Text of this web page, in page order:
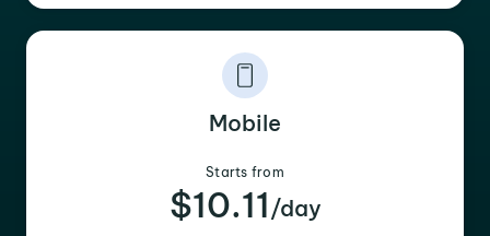
Mobile
Starts from
$10.11 /day